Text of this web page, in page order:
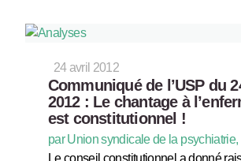
24 avril 2012
Communiqué de l’USP du
2012 : Le chantage à
est constitutionnel !
par Union syndicale de la
Le conseil constitutionnel a donné